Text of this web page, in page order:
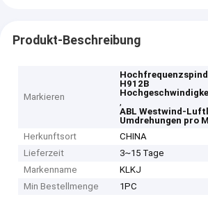
Produkt-Beschreibung
Markieren
H912B
,
ABL Westwind-
Umdrehungen pro
Herkunftsort
CHINA
Lieferzeit
3~15 Tage
Markenname
KLKJ
Min Bestellmenge
1PC